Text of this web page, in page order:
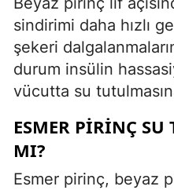
sindirimi daha hızlı
şekeri
durum insülin
vücutta su
ESMER PIRINÇ
MI?
Esmer pirinç, beyaz